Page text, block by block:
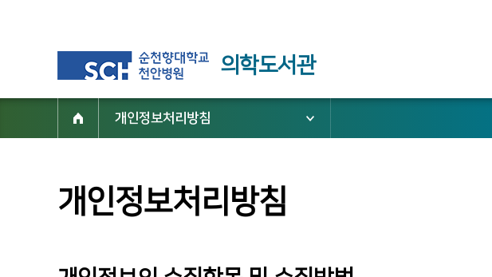
의학도서관
개인정보처리방침
개인정보처리방침